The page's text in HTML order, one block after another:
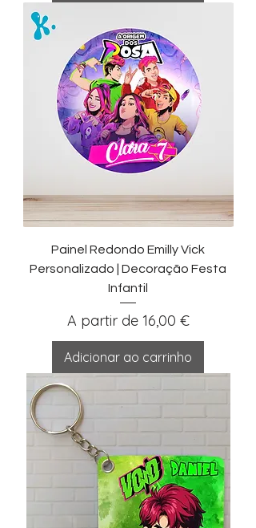
Painel Redondo Emilly Vick
Personalizado | Decoração Festa
Infantil
A partir de 16,00 €
Preço promocional
Adicionar ao carrinho